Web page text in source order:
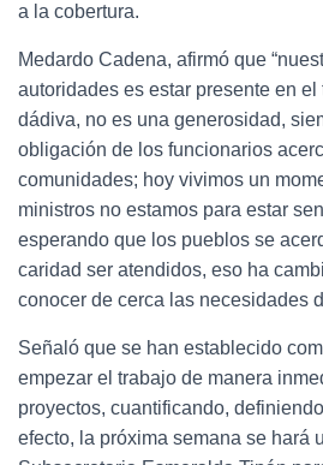
a la cobertura.
Medardo Cadena, afirmó que
autoridades es estar presente en el
dádiva, no es una generosidad,
obligación de los funcionarios
comunidades; hoy vivimos un
ministros no estamos para estar
esperando que los pueblos se
caridad ser atendidos, eso ha
conocer de cerca las necesidades
Señaló que se han establecido
empezar el trabajo de manera
proyectos, cuantificando,
efecto, la próxima semana se hará